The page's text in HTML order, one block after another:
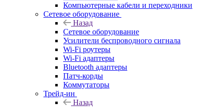
Компьютерные кабели и переходники
Сетевое оборудование
Назад
Сетевое оборудование
Усилители беспроводного сигнала
Wi-Fi роутеры
Wi-Fi адаптеры
Bluetooth адаптеры
Патч-корды
Коммутаторы
Трейд-ин
Назад